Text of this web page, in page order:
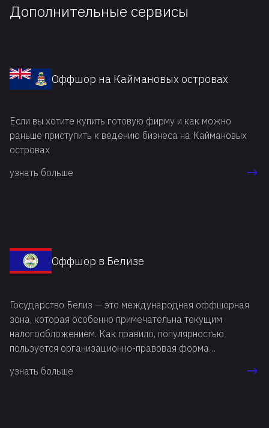
Дополнительные сервисы
Оффшор на Каймановых островах
Если вы хотите купить готовую фирму и как можно
раньше приступить к ведению бизнеса на Каймановых
островах
узнать больше
Оффшор в Белизе
Государство Белиз — это международная оффшорная
зона, которая особенно примечательна текущим
налогообложением. Как правило, популярностью
пользуется организационно-правовая форма
компании физически расположены за пределами
узнать больше